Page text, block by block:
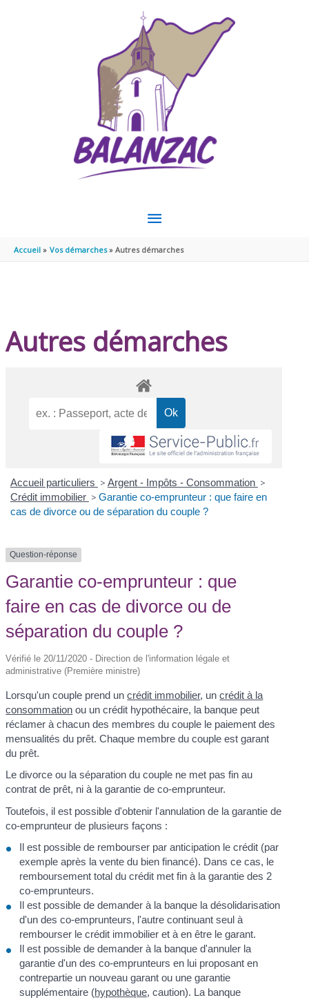
MENU
PRINCIPAL
Accueil Vos démarches Autres démarches
Autres démarches
Accueil particuliers > Argent - Impôts - Consommation >
Crédit immobilier > Garantie co-emprunteur : que faire en
cas de divorce ou de séparation du couple ?
Question-réponse
Garantie co-emprunteur : que
faire en cas de divorce ou de
séparation du couple ?
Vérifié le 20/11/2020 - Direction de l'information légale et
administrative (Première ministre)
Lorsqu'un couple prend uncrédit immobilier, uncrédit à la
consommation ou un crédit hypothécaire, la banque peut
réclamer à chacun des membres du couple le paiement des
mensualités du prêt. Chaque membre du couple est garant
du prêt.
Le divorce ou la séparation du couple ne met pas fin au
contrat de prêt, ni à la garantie de co-emprunteur.
Toutefois, il est possible d'obtenir l'annulation de la garantie de
co-emprunteur de plusieurs façons :
Il est possible de rembourser par anticipation le crédit (par
exemple après la vente du bien financé). Dans ce cas, le
remboursement total du crédit met fin à la garantie des 2
co-emprunteurs.
Il est possible de demander à la banque la désolidarisation
d'un des co-emprunteurs, l'autre continuant seul à
rembourser le crédit immobilier et à en être le garant.
Il est possible de demander à la banque d'annuler la
garantie d'un des co-emprunteurs en lui proposant en
contrepartie un nouveau garant ou une garantie
supplémentaire (hypothèque, caution). La banque